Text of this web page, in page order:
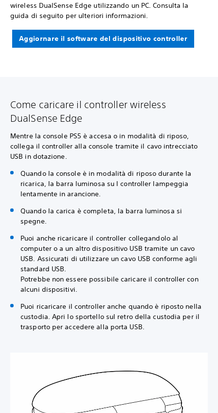
wireless DualSense Edge utilizzando un PC. Consulta la
guida di seguito per ulteriori informazioni.
Aggiornare il software del dispositivo controller
Come caricare il controller wireless
DualSense Edge
Mentre la console PS5 è accesa o in modalità di riposo,
collega il controller alla console tramite il cavo intrecciato
USB in dotazione.
Quando la console è in modalità di riposo durante la
ricarica, la barra luminosa su l controller lampeggia
lentamente in arancione.
Quando la carica è completa, la barra luminosa si
spegne.
Puoi anche ricaricare il controller collegandolo al
computer o a un altro dispositivo USB tramite un cavo
USB. Assicurati di utilizzare un cavo USB conforme agli
standard USB.
Potrebbe non essere possibile caricare il controller con
alcuni dispositivi.
Puoi ricaricare il controller anche quando è riposto nella
custodia. Apri lo sportello sul retro della custodia per il
trasporto per accedere alla porta USB.